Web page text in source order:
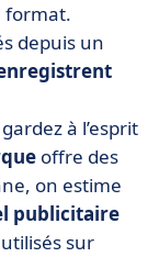
format.
depuis un
à l’esprit
offre des
on estime
publicitaire
sur